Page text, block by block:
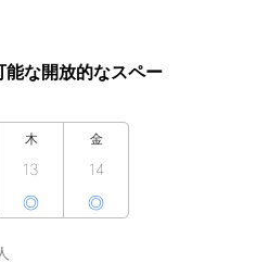
な開放的なスペー
木
13
◎
金
14
◎